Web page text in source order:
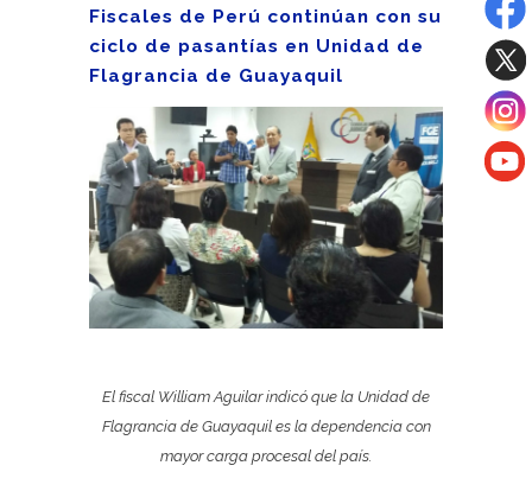
Fiscales de Perú continúan con su
ciclo de pasantías en Unidad de
Flagrancia de Guayaquil
El fiscal William Aguilar indicó que la Unidad de
Flagrancia de Guayaquil es la dependencia con
mayor carga procesal del país.